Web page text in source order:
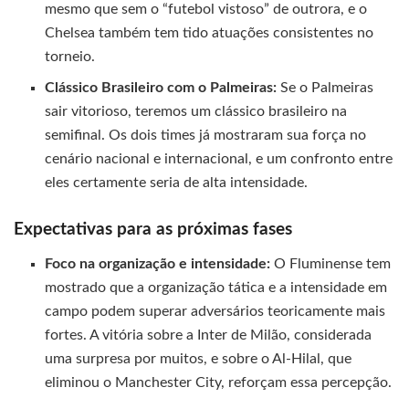
mesmo que sem o “futebol vistoso” de outrora, e o
Chelsea também tem tido atuações consistentes no
torneio.
Clássico Brasileiro com o Palmeiras: Se o Palmeiras
sair vitorioso, teremos um clássico brasileiro na
semifinal. Os dois times já mostraram sua força no
cenário nacional e internacional, e um confronto entre
eles certamente seria de alta intensidade.
Expectativas para as próximas fases
Foco na organização e intensidade: O Fluminense tem
mostrado que a organização tática e a intensidade em
campo podem superar adversários teoricamente mais
fortes. A vitória sobre a Inter de Milão, considerada
uma surpresa por muitos, e sobre o Al-Hilal, que
eliminou o Manchester City, reforçam essa percepção.